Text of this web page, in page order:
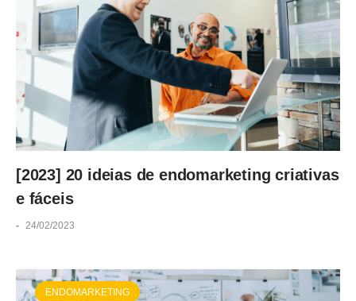
[2023] 20 ideias de endomarketing criativas
e fáceis
- 24/02/2023
ENDOMARKETING